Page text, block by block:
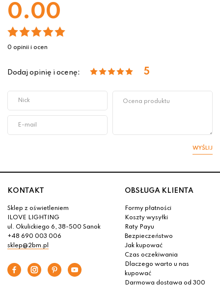
0.00
0 opinii i ocen
Dodaj opinię i ocenę: 5
WYŚLIJ
KONTAKT
Sklep z oświetleniem
ILOVE LIGHTING
ul. Okulickiego 6, 38-500 Sanok
+48 690 003 006
sklep@2bm.pl
OBSŁUGA KLIENTA
Formy płatności
Koszty wysyłki
Raty Payu
Bezpieczeństwo
Jak kupować
Czas oczekiwania
Dlaczego warto u nas
kupować
Darmowa dostawa od 300